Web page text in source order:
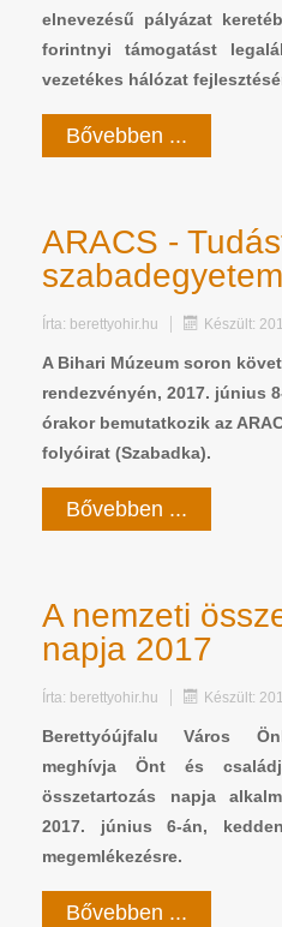
elnevezésű pályázat
forintnyi támogatást
vezetékes hálózat
Bővebben ...
ARACS -
Írta: berettyohir.hu Készült:
A Bihari Múzeum soron
rendezvényén, 2017. június
órakor bemutatkozik az
folyóirat (Szabadka).
Bővebben ...
A nemzeti
napja 2017
Írta: berettyohir.hu Készült:
Berettyóújfalu Város
meghívja Önt és
összetartozás napja
2017. június 6-án,
megemlékezésre.
Bővebben ...